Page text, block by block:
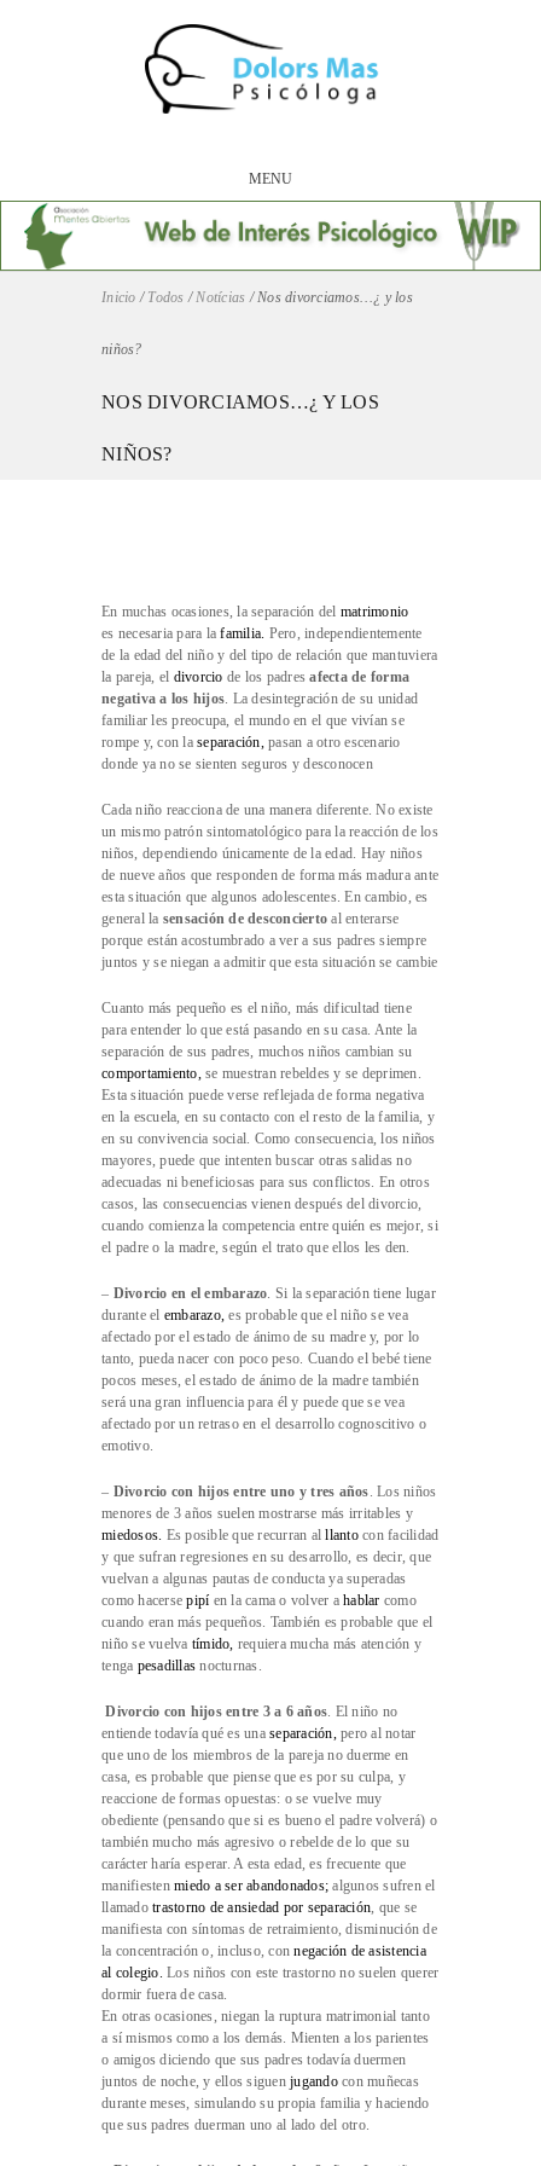
MENU
Inicio / Todos /Notícias /Nos divorciamos…¿ y los
niños?
NOS DIVORCIAMOS…¿ Y LOS
NIÑOS?
En muchas ocasiones, la separación del matrimonio
es necesaria para lafamilia. Pero, independientemente
de la edad del niño y del tipo de relación que mantuviera
la pareja, el divorcio de los padresafecta de forma
negativa a los hijos. La desintegración de su unidad
familiar les preocupa, el mundo en el que vivían se
rompe y, con la separación,pasan a otro escenario
donde ya no se sienten seguros y desconocen
Cada niño reacciona de una manera diferente. No existe
un mismo patrón sintomatológico para la reacción de los
niños, dependiendo únicamente de la edad. Hay niños
de nueve años que responden de forma más madura ante
esta situación que algunos adolescentes. En cambio, es
general la sensación de desconcierto al enterarse
porque están acostumbrado a ver a sus padres siempre
juntos y se niegan a admitir que esta situación se cambie
Cuanto más pequeño es el niño, más dificultad tiene
para entender lo que está pasando en su casa. Ante la
separación de sus padres, muchos niños cambian su
comportamiento,se muestran rebeldes y se deprimen.
Esta situación puede verse reflejada de forma negativa
en la escuela, en su contacto con el resto de la familia, y
en su convivencia social. Como consecuencia, los niños
mayores, puede que intenten buscar otras salidas no
adecuadas ni beneficiosas para sus conflictos. En otros
casos, las consecuencias vienen después del divorcio,
cuando comienza la competencia entre quién es mejor, si
el padre o la madre, según el trato que ellos les den.
– Divorcio en el embarazo. Si la separación tiene lugar
durante el embarazo, es probable que el niño se vea
afectado por el estado de ánimo de su madre y, por lo
tanto, pueda nacer con poco peso. Cuando el bebé tiene
pocos meses, el estado de ánimo de la madre también
será una gran influencia para él y puede que se vea
afectado por un retraso en el desarrollo cognoscitivo o
emotivo.
– Divorcio con hijos entre uno y tres años. Los niños
menores de 3 años suelen mostrarse más irritables y
miedosos. Es posible que recurran al llantocon facilidad
y que sufran regresiones en su desarrollo, es decir, que
vuelvan a algunas pautas de conducta ya superadas
como hacersepipí en la cama o volver a hablar como
cuando eran más pequeños. También es probable que el
niño se vuelva tímido, requiera mucha más atención y
tenga pesadillas nocturnas.
Divorcio con hijos entre 3 a 6 años. El niño no
entiende todavía qué es una separación,pero al notar
que uno de los miembros de la pareja no duerme en
casa, es probable que piense que es por su culpa, y
reaccione de formas opuestas: o se vuelve muy
obediente (pensando que si es bueno el padre volverá) o
también mucho más agresivo o rebelde de lo que su
carácter haría esperar. A esta edad, es frecuente que
manifiesten miedo a ser abandonados; algunos sufren el
llamado trastorno de ansiedad por separación, que se
manifiesta con síntomas de retraimiento, disminución de
la concentración o, incluso, connegación de asistencia
al colegio. Los niños con este trastorno no suelen querer
dormir fuera de casa.
En otras ocasiones, niegan la ruptura matrimonial tanto
a sí mismos como a los demás. Mienten a los parientes
o amigos diciendo que sus padres todavía duermen
juntos de noche, y ellos siguen jugandocon muñecas
durante meses, simulando su propia familia y haciendo
que sus padres duerman uno al lado del otro.